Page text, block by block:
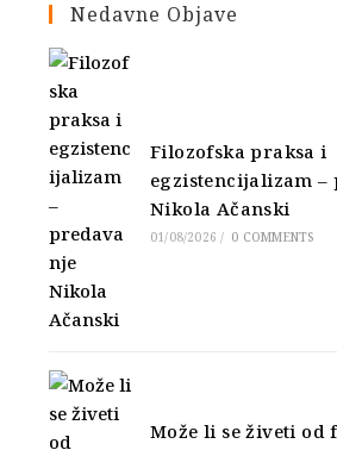
Nedavne Objave
Filozofska praksa i
egzistencijalizam –
Nikola Ačanski
01/08/2026 / 0 COMMENTS
Može li se živeti od